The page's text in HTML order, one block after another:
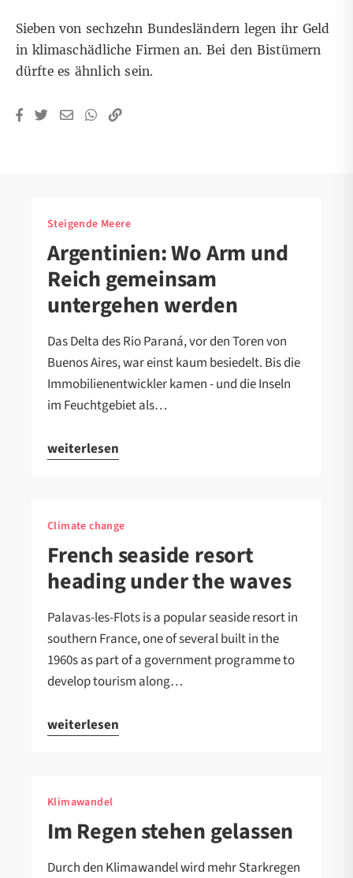
Sieben von sechzehn Bundesländern legen ihr Geld
in klimaschädliche Firmen an. Bei den Bistümern
dürfte es ähnlich sein.
Steigende Meere
Argentinien: Wo Arm und
Reich gemeinsam
untergehen werden
Das Delta des Rio Paraná, vor den Toren von
Buenos Aires, war einst kaum besiedelt. Bis die
Immobilienentwickler kamen - und die Inseln
im Feuchtgebiet als…
weiterlesen
Climate change
French seaside resort
heading under the waves
Palavas-les-Flots is a popular seaside resort in
southern France, one of several built in the
1960s as part of a government programme to
develop tourism along…
weiterlesen
Klimawandel
Im Regen stehen gelassen
Durch den Klimawandel wird mehr Starkregen